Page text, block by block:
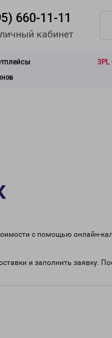
660-11-11
кабинет
3PL
с помощью онлайн-
и заполнить заявку.